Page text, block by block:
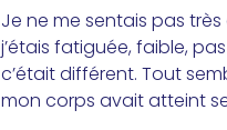
Je ne me sentais pas
j’étais fatiguée, faible,
c’était différent. Tout
mon corps avait atteint